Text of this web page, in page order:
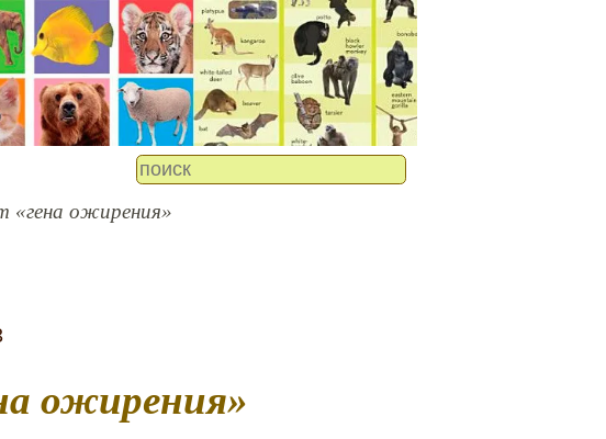
«гена ожирения»
ожирения»